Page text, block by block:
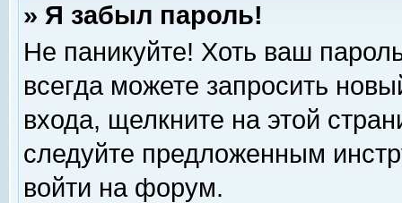
» Я забыл пароль!
Не паникуйте! Хоть ваш
всегда можете запросить
входа, щелкните на этой
следуйте предложенным
войти на форум.